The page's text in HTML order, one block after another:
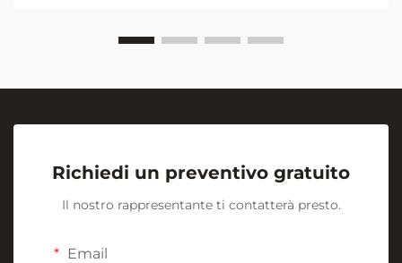
Richiedi un preventivo gratuito
Il nostro rappresentante ti contatterà presto.
Email